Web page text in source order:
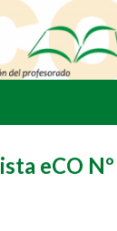
eCO